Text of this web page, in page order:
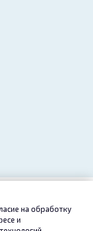
на обработку
и